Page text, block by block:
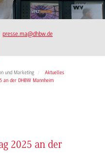
presse.ma@dhbw.de
und Marketing
Aktuelles
an der DHBW Mannheim
2025 an der